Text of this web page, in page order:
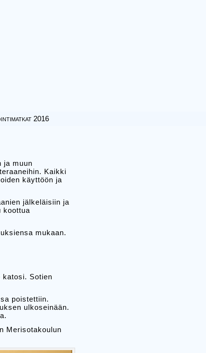
2016
ja muun
Kaikki
käyttöön ja
jälkeläisiin ja
koottua
mukaan.
katosi. Sotien
poistettiin.
ulkoseinään.
Merisotakoulun